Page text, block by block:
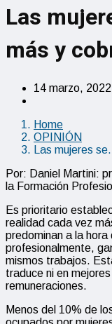
Las
más y
14 marzo, 2022
Home
OPINIÓN
Las mujeres
Por: Daniel Martini:
la Formación
Es prioritario
realidad cada vez
predominan a la
profesionalmente,
mismos trabajos.
traduce ni en
remuneraciones.
Menos del 10% de